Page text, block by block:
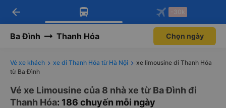
Tải app Vexere ngay!
Nhận ưu đãi thành viên độc
Mở app
Tải app Vexere
-30k/ghế khi đặt vé máy bay qua
Mở app
arrow_back -30k
Ba Đình Thanh Hóa Chọn ngày
Vé xe khách xe đi Thanh Hóa từ Hà Nội
xe limousine đi Thanh Hóa
từ Ba Đình
Vé xe Limousine của 8 nhà xe từ Ba Đình đi
Thanh Hóa: 186 chuyến mỗi ngày